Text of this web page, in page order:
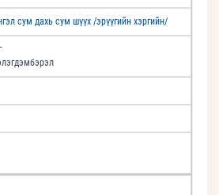
сум дахь сум шүүх /эрүүгийн хэргийн/